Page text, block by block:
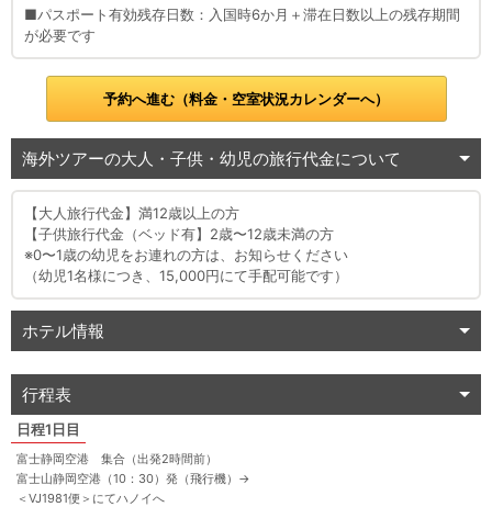
■パスポート有効残存日数：入国時6か月＋滞在日数以上の残存期間
が必要です
予約へ進む（料金・空室状況カレンダーへ）
海外ツアーの大人・子供・幼児の旅行代金について
【大人旅行代金】満12歳以上の方
【子供旅行代金（ベッド有】2歳〜12歳未満の方
※0〜1歳の幼児をお連れの方は、お知らせください
（幼児1名様につき、15,000円にて手配可能です）
ホテル情報
行程表
1日目
富士静岡空港 集合（出発2時間前）
富士山静岡空港（10：30）発（飛行機） →
＜VJ1981便＞にてハノイへ